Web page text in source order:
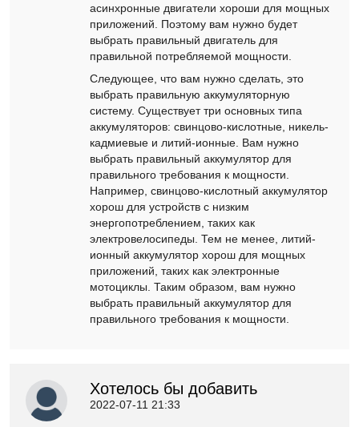
асинхронные двигатели хороши для мощных
приложений. Поэтому вам нужно будет
выбрать правильный двигатель для
правильной потребляемой мощности.
Следующее, что вам нужно сделать, это
выбрать правильную аккумуляторную
систему. Существует три основных типа
аккумуляторов: свинцово-кислотные, никель-
кадмиевые и литий-ионные. Вам нужно
выбрать правильный аккумулятор для
правильного требования к мощности.
Например, свинцово-кислотный аккумулятор
хорош для устройств с низким
энергопотреблением, таких как
электровелосипеды. Тем не менее, литий-
ионный аккумулятор хорош для мощных
приложений, таких как электронные
мотоциклы. Таким образом, вам нужно
выбрать правильный аккумулятор для
правильного требования к мощности.
Хотелось бы добавить
2022-07-11 21:33